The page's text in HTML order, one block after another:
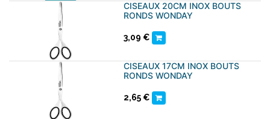
CISEAUX 20CM INOX BOUTS
RONDS WONDAY
3,09 €
CISEAUX 17CM INOX BOUTS
RONDS WONDAY
2,65 €